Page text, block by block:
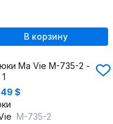
В корзину
$
М-735-2